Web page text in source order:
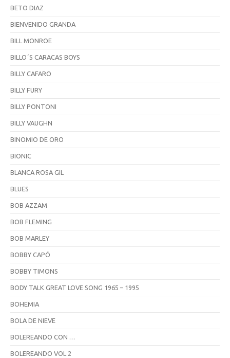
BETO DIAZ
BIENVENIDO GRANDA
BILL MONROE
BILLO´S CARACAS BOYS
BILLY CAFARO
BILLY FURY
BILLY PONTONI
BILLY VAUGHN
BINOMIO DE ORO
BIONIC
BLANCA ROSA GIL
BLUES
BOB AZZAM
BOB FLEMING
BOB MARLEY
BOBBY CAPÓ
BOBBY TIMONS
BODY TALK GREAT LOVE SONG 1965 – 1995
BOHEMIA
BOLA DE NIEVE
BOLEREANDO CON …
BOLEREANDO VOL 2